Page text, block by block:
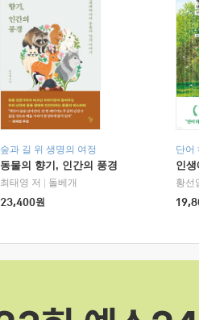
숲과 길 위 생명의 여정
동물의 향기, 인간의 풍경
최태영 저
돌베개
23,400원
단어
인
황선